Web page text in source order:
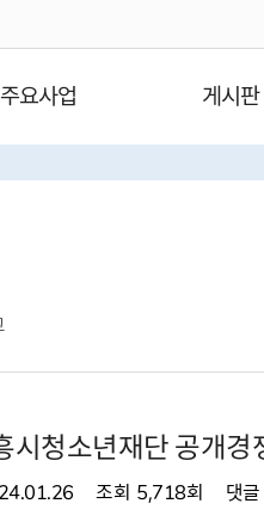
주요사업 게시판
청소년재단 공개경
조회 5,718회 댓글